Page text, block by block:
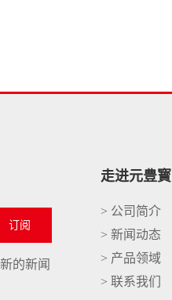
订阅
的新闻
走进元豊寳
> 公司简介
> 新闻动态
> 产品领域
> 联系我们